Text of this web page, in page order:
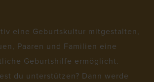
eine Geburtskultur mitgestalten,
Paaren und Familien eine
Geburtshilfe ermöglicht.
du unterstützen? Dann werde